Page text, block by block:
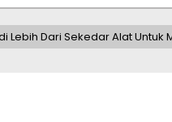
Lebih Dari Sekedar Alat